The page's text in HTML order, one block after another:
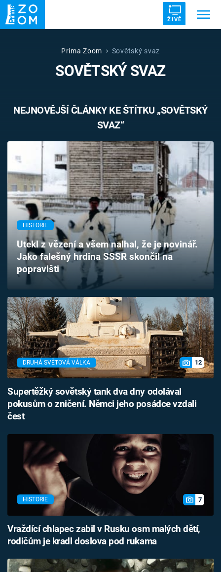
ŽIVĚ
ZRÁDCI UFO DRUHÁ SVĚTOVÁ VÁLKA
VETŘELCI DÁVNOVĚKU
Témata
Pořady
TV Program
Časopis
Sledujte prima+
Přihlášení
Sledujte nás
Prima Zoom Sovětský svaz
SOVĚTSKÝ SVAZ
NEJNOVĚJŠÍ ČLÁNKY KE ŠTÍTKU „SOVĚTSKÝ
SVAZ“
HISTORIE
Utekl z vězení a všem nalhal, že je novinář.
Jako falešný hrdina SSSR skončil na
popravišti
DRUHÁ SVĚTOVÁ VÁLKA 12
Supertěžký sovětský tank dva dny odolával
pokusům o zničení. Němci jeho posádce vzdali
čest
HISTORIE 7
Vraždící chlapec zabil v Rusku osm malých dětí,
rodičům je kradl doslova pod rukama